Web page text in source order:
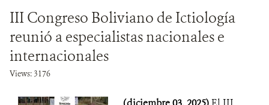
III Congreso Boliviano de Ictiología
reunió a especialistas nacionales e
internacionales
Views: 3176